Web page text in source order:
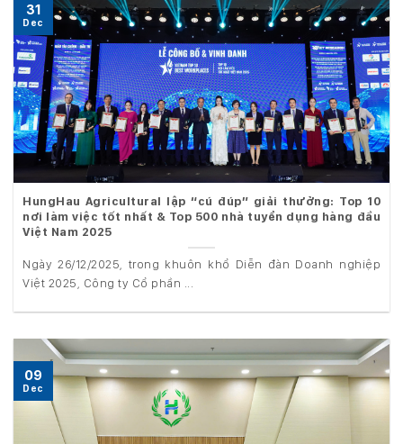
HungHau Agricultural lập “cú đúp” giải thưởng: Top 10
nơi làm việc tốt nhất & Top 500 nhà tuyển dụng hàng đầu
Việt Nam 2025
Ngày 26/12/2025, trong khuôn khổ Diễn đàn Doanh nghiệp
Việt 2025, Công ty Cổ phần ...
31
Dec
09
Dec